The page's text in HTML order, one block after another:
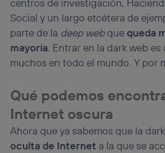
centros de investigación,
Social y un largo etcétera de
parte de la deep webquequeda
mayoría. Entrar en la dark web
muchos en todo el mundo. Y por
Qué podemos
Internet oscura
Ahora que ya sabemos que la
oculta de Internet a la que se